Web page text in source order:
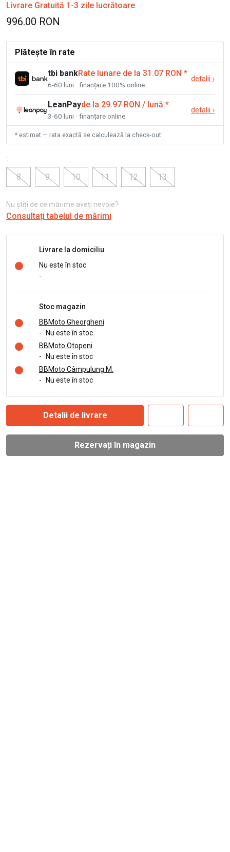
Livrare Gratuită 1-3 zile lucrătoare
996.00 RON
Plătește în rate
tbi bankRate lunare de la 31.07 RON *
6-60 luni · finanțare 100% online
detalii ›
LeanPayde la 29.97 RON / lună *
3-60 luni · finanțare online
detalii ›
* estimat — rata exactă se calculează la check-out
:
8
9 10 11 12 13
Nu știți de ce mărime aveți nevoie?
Consultați tabelul de mărimi
Livrare la domiciliu
Nu este în stoc
-
Stoc magazin
BBMoto Gheorgheni
-
Nu este în stoc
BBMoto Otopeni
-
Nu este în stoc
BBMoto Câmpulung M.
-
Nu este în stoc
Detalii de livrare
Rezervați în magazin